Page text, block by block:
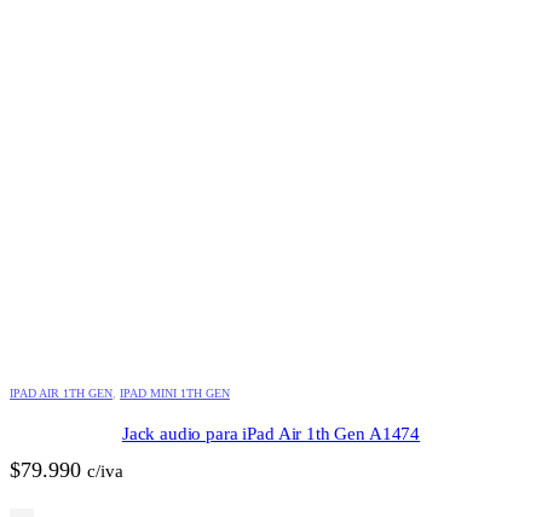
IPAD AIR 1TH GEN, IPAD MINI 1TH GEN
Jack audio para iPad Air 1th Gen A1474
$79.990 c/iva